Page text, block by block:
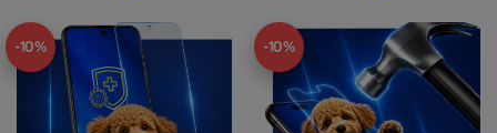
-10% -10%